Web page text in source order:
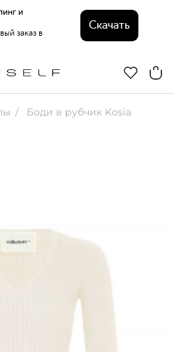
и
заказ в
Скачать
Боди в рубчик Kosia